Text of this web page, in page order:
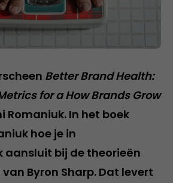
Better Brand Health:
for a How Brands Grow
Romaniuk. In het boek
hoe je in
aansluit bij de theorieën
Byron Sharp. Dat levert